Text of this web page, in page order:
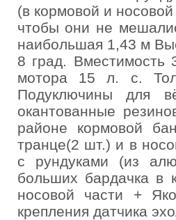
(в кормовой и
чтобы они не
наибольшая 1,43 м
8 град. Вместимость
мотора 15 л. с.
Подуключины для
окантованные
районе кормовой
транце(2 шт.) и в
с рундуками (из
больших бардачка в
носовой части +
крепления датчика